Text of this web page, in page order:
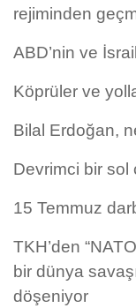
rejiminden
ABD’nin ve
Köprüler ve
Bilal Erdoğan,
Devrimci bir sol
15 Temmuz
TKH’den
bir dünya
döşeniyor